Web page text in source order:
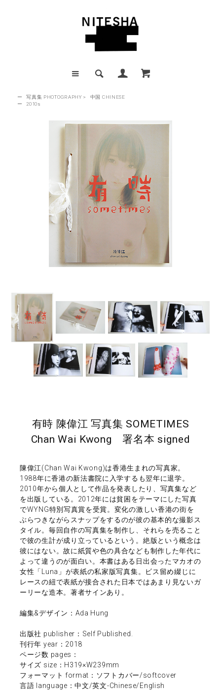
ー 写真集 PHOTOGRAPHY >
中国 CHINESE
ー
2010s
有時 陳偉江 写真集 SOMETIMES
Chan Wai Kwong 署名本 signed
陳偉江(Chan Wai Kwong)は香港生まれの写真家。
1988年に香港の新法書院に入学するも翌年に退学。
2010年から個人として作品を発表したり、写真集など
を出版している。2012年には貧困をテーマにした写真
でWYNG特別写真賞を受賞。変化の激しい香港の街を
ぶらつきながらスナップをするのが彼の基本的な撮影ス
タイル。毎回自作の写真集を制作し、それらを売ること
で彼の生計が成り立っているという。絶版という概念は
彼にはない。故に紙質や色の具合なども制作した年代に
よって違うのが面白い。本書はある日出会ったマカオの
女性「Luna」が表紙の私家版写真集。ビス留め綴じに
レースの紐で表紙が接合された日本ではあまり見ないガ
ーリーな造本。著者サインあり。
編集&デザイン：Ada Hung
出版社 publisher：Self Published.
刊行年 year：2018
ページ数 pages：
サイズ size：H319×W239mm
フォーマット format：ソフトカバー/softcover
言語 language：中文/英文-Chinese/English